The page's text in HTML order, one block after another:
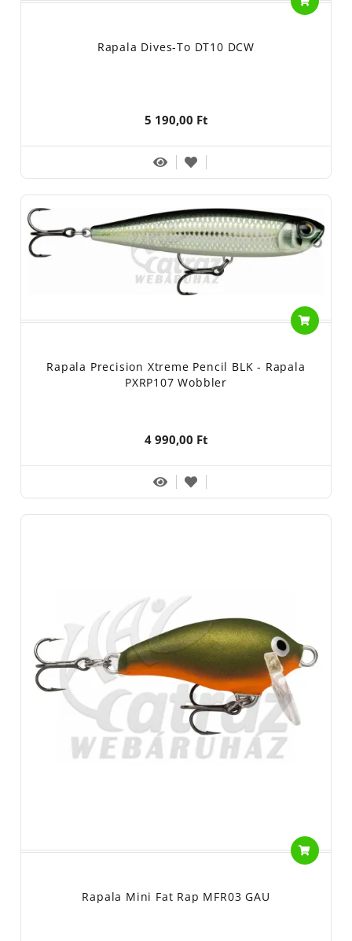
Rapala Dives-To DT10 DCW
5 190,00 Ft
Rapala Precision Xtreme Pencil BLK - Rapala
PXRP107 Wobbler
4 990,00 Ft
Rapala Mini Fat Rap MFR03 GAU